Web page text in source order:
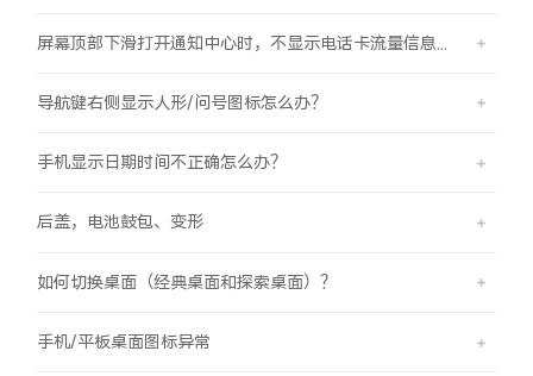
导航键右侧显示人形/问号图标怎么办？
手机显示日期时间不正确怎么办？
后盖，电池鼓包、变形
如何切换桌面（经典桌面和探索桌面）？
手机/平板桌面图标异常